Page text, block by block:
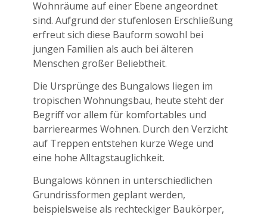
Wohnräume auf einer Ebene angeordnet
sind. Aufgrund der stufenlosen Erschließung
erfreut sich diese Bauform sowohl bei
jungen Familien als auch bei älteren
Menschen großer Beliebtheit.
Die Ursprünge des Bungalows liegen im
tropischen Wohnungsbau, heute steht der
Begriff vor allem für komfortables und
barrierearmes Wohnen. Durch den Verzicht
auf Treppen entstehen kurze Wege und
eine hohe Alltagstauglichkeit.
Bungalows können in unterschiedlichen
Grundrissformen geplant werden,
beispielsweise als rechteckiger Baukörper,